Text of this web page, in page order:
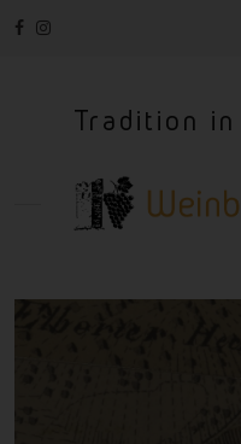
Tradition